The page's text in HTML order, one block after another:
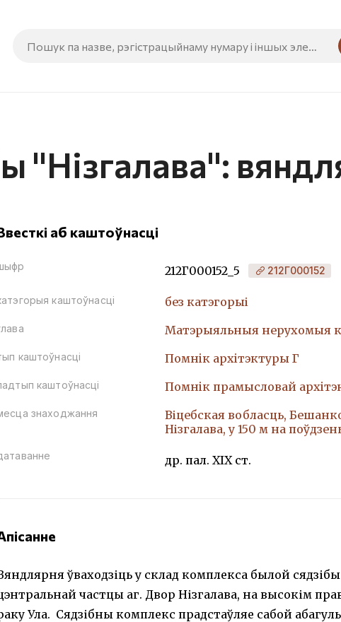
"Нізгалава":
аб каштоўнасці
212Г000152_5 212Г000152
каштоўнасці без катэгорыі
Матэрыяльныя нерухомыя
каштоўнасці Помнiк архiтэктуры Г
каштоўнасці Помнiк прамысловай
знаходжання
Віцебская вобласць,
Нізгалава, у 150 м на
др. пал. XIX ст.
ўваходзіць у склад комплекса былой
частцы аг. Двор Нізгалава, на высокім
Ула. Сядзібны комплекс прадстаўляе сабой